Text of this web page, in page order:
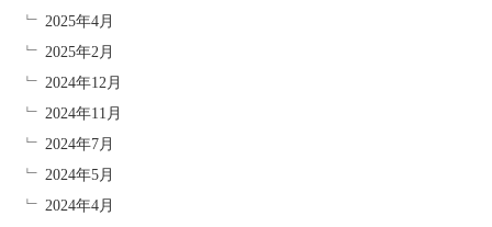
2025年4月
2025年2月
2024年12月
2024年11月
2024年7月
2024年5月
2024年4月